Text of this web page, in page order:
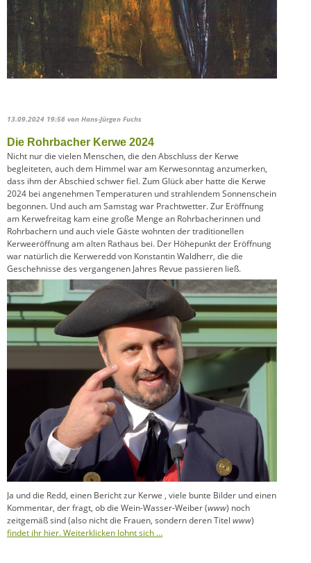
13.09.2024 19:56 von Hans-Jürgen Fuchs
Die Rohrbacher Kerwe 2024
Nicht nur die vielen Menschen, die den Abschluss der Kerwe
begleiteten, auch dem Himmel war am Kerwesonntag anzumerken,
dass ihm der Abschied schwer fiel. Zum Glück aber hatte die Kerwe
2024 bei angenehmen Temperaturen und strahlendem Sonnenschein
begonnen. Und auch am Samstag war Prachtwetter. Zur Eröffnung
am Kerwefreitag kam eine große Menge an Rohrbacherinnen und
Rohrbachern und auch viele Gäste wohnten der traditionellen
Kerweeröffnung am alten Rathaus bei. Der Höhepunkt der Eröffnung
war natürlich die Kerweredd von Konstantin Waldherr, die die
Geschehnisse des vergangenen Jahres Revue passieren ließ.
Ja und die Redd, einen Bericht zur Kerwe , viele bunte Bilder und einen
Kommentar, der fragt, ob die Wein-Wasser-Weiber (www) noch
zeitgemäß sind (also nicht die Frauen, sondern deren Titel www)
findet ihr hier. Weiterklicken lohnt sich …